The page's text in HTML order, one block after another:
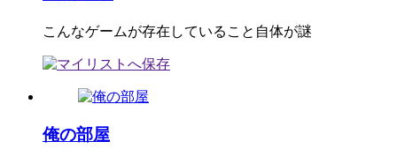
こんなゲームが存在していること自体が謎
俺の部屋